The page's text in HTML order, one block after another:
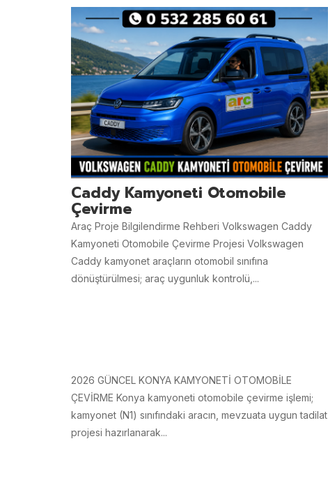
Caddy Kamyoneti Otomobile
Çevirme
Araç Proje Bilgilendirme Rehberi Volkswagen Caddy
Kamyoneti Otomobile Çevirme Projesi Volkswagen
Caddy kamyonet araçların otomobil sınıfına
dönüştürülmesi; araç uygunluk kontrolü,...
2026 GÜNCEL KONYA KAMYONETİ OTOMOBİLE
ÇEVİRME Konya kamyoneti otomobile çevirme işlemi;
kamyonet (N1) sınıfındaki aracın, mevzuata uygun tadilat
projesi hazırlanarak...